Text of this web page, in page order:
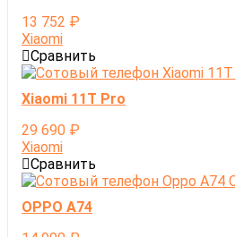
13 752 ₽
Xiaomi
Сравнить
Xiaomi 11T Pro
29 690 ₽
Xiaomi
Сравнить
OPPO A74